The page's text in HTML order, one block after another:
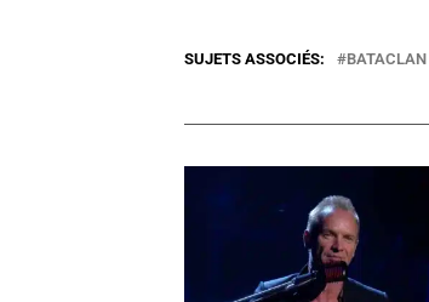
SUJETS ASSOCIÉS: BATACLAN